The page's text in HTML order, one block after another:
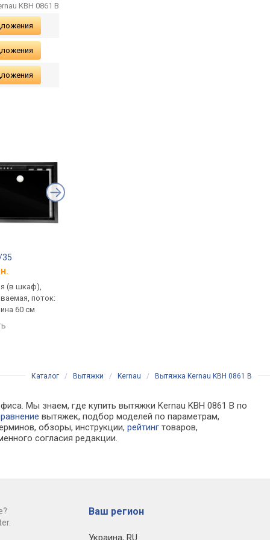
KBH 0861 B
35
(в шкаф),
поток:
60 см
Каталог / Вытяжки / Kernau / Вытяжка Kernau KBH 0861 B
Мы знаем, где купить вытяжки Kernau KBH 0861 B по
вытяжек, подбор моделей по параметрам,
обзоры, инструкции,рейтинг товаров,
согласия редакции.
Ваш регион